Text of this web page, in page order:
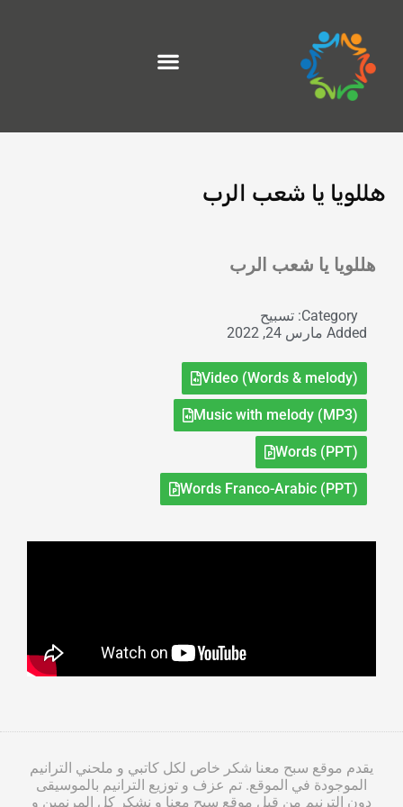
المحتوى
هللويا يا شعب الرب
هللويا يا شعب الرب
Category: تسبيح
Added مارس 24, 2022
Video (Words & melody)
Music with melody (MP3)
Words (PPT)
Words Franco-Arabic (PPT)
يقدم موقع سبح معنا شكر خاص لكل كاتبي و ملحني الترانيم
الموجودة في الموقع. تم عزف و توزيع الترانيم بالموسيقى
دون الترنيم من قبل موقع سبح معنا و نشكر كل المرنمين و